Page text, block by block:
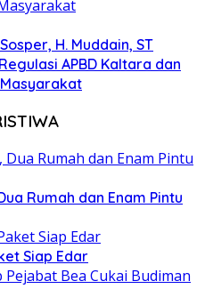
H. Muddain, ST
APBD Kaltara dan
Rumah dan Enam Pintu
Siap Edar